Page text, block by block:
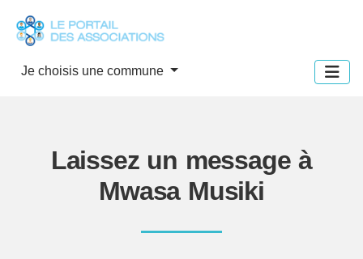
Je choisis une commune
Laissez un message à
Mwasa Musiki